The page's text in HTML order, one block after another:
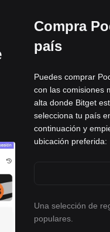
Compra
país
Puedes comprar
con las comisiones
alta donde Bitget
selecciona tu país
continuación y
ubicación preferida:
Una selección de
populares.